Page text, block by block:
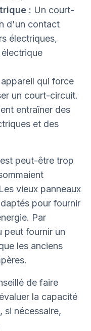
: Un court-
d'un contact
électriques,
qui force
un court-circuit.
entraîner des
et des
peut-être trop
vieux panneaux
pour fournir
Par
peut fournir un
les anciens
de faire
la capacité
si nécessaire,